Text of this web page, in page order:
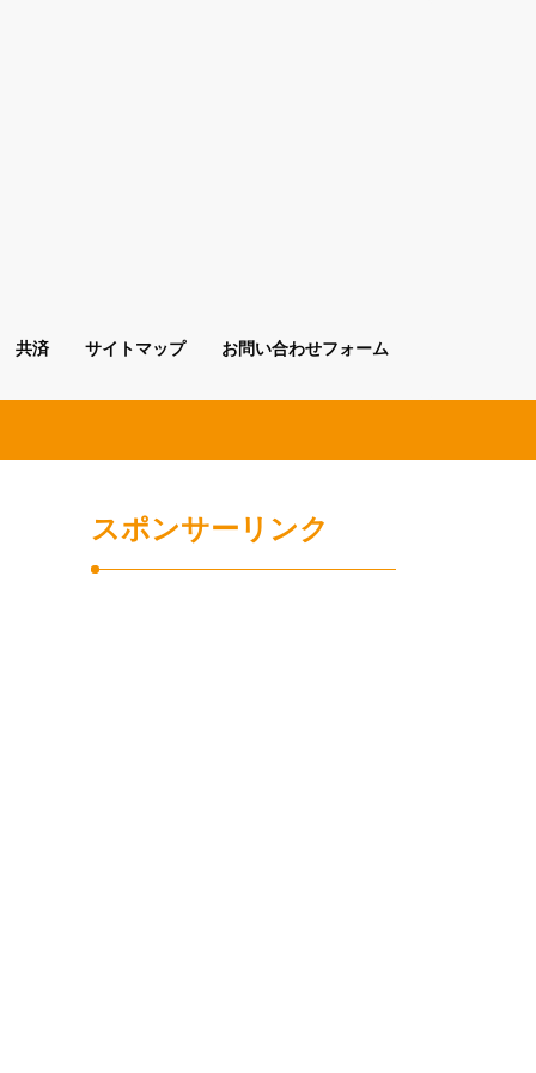
共済 サイトマップ お問い合わせフォーム
スポンサーリンク